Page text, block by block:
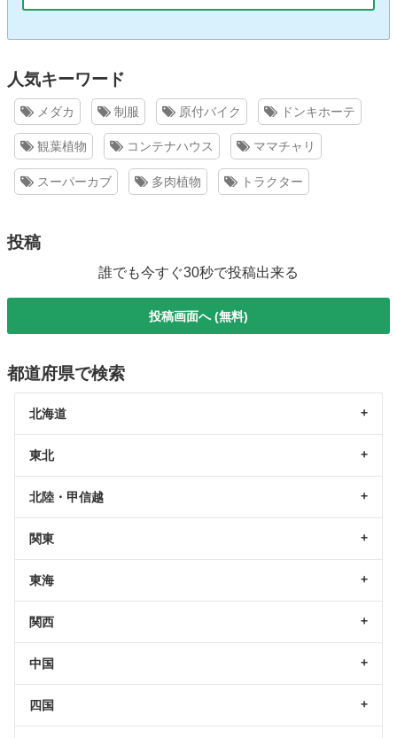
人気キーワード
メダカ 制服 原付バイク ドンキホーテ
観葉植物 コンテナハウス ママチャリ
スーパーカブ 多肉植物 トラクター
投稿
誰でも今すぐ30秒で投稿出来る
投稿画面へ (無料)
都道府県で検索
北海道
東北
北陸・甲信越
関東
東海
関西
中国
四国